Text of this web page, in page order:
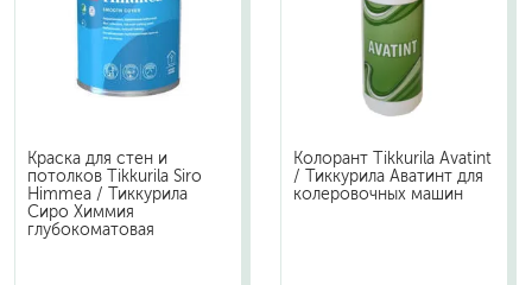
Краска для стен и
потолков Tikkurila Siro
Himmea / Тиккурила
Сиро Химмия
глубокоматовая
Колорант Tikkurila Avatint
/ Тиккурила Аватинт для
колеровочных машин